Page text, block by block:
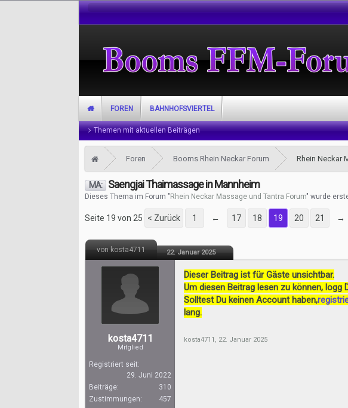
Foren Booms Rhein Neckar Forum
MA: Saengjai Thaimassage in Mannheim
Dieses Thema im Forum " Rhein Neckar Massage und Tantra Forum" wurde
Seite 19 von 25 < Zurück 1 ← 17 18 19 20 21 →
von kosta4711 22. Januar 2025
kosta4711
Mitglied
Registriert seit:
29. Juni 2022
Beiträge:
310
Zustimmungen:
457
Dieser Beitrag ist für Gäste unsichtbar.
Um diesen Beitrag lesen zu können, logg
Solltest Du keinen Account haben,
lang.
kosta4711 , 22. Januar 2025
FOREN
Themen mit aktuellen Beiträgen
BAHNHOFSVIERTEL